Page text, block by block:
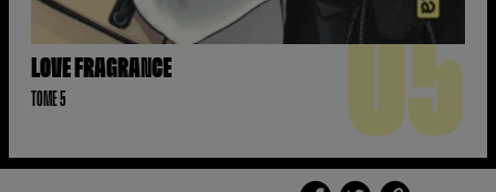
LOVE FRAGRANCE
TOME 5 05